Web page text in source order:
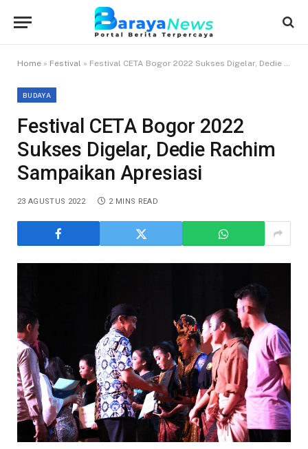
Home » Festival » Festival CETA Bogor 2022 Sukses Digelar, Dedie Rachim Sampaikan Apresiasi
BUDAYA
Festival CETA Bogor 2022
Sukses Digelar, Dedie Rachim
Sampaikan Apresiasi
23 AGUSTUS 2022 2 MINS READ